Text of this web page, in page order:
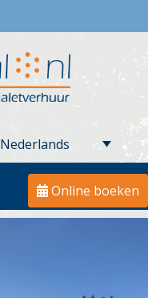
Nederlands
Online boeken